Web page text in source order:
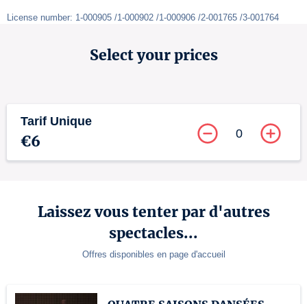
License number: 1-000905 /1-000902 /1-000906 /2-001765 /3-001764
Select your prices
Tarif Unique
€6 0
Laissez vous tenter par d'autres
spectacles...
Offres disponibles en page d'accueil